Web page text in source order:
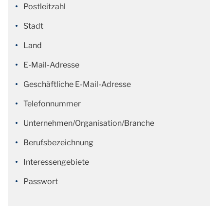
Postleitzahl
Stadt
Land
E-Mail-Adresse
Geschäftliche E-Mail-Adresse
Telefonnummer
Unternehmen/Organisation/Branche
Berufsbezeichnung
Interessengebiete
Passwort